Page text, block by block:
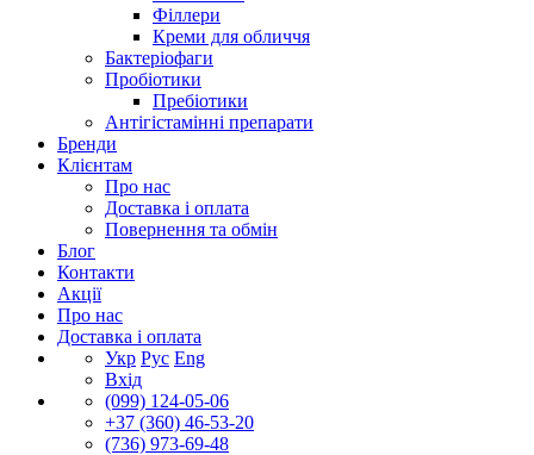
Філлери
Креми для обличчя
Бактеріофаги
Пробіотики
Пребіотики
Антігістамінні препарати
Бренди
Клієнтам
Про нас
Доставка і оплата
Повернення та обмін
Блог
Контакти
Акції
Про нас
Доставка і оплата
Укр Рус Eng
Вхід
(099) 124-05-06
+37 (360) 46-53-20
(736) 973-69-48